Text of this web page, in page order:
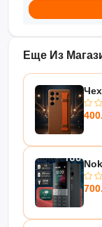
Еще Из